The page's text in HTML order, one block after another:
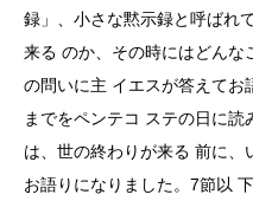
録」、小さな黙示録と呼ばれ
来る のか、その時にはどんな
の問いに主 イエスが答えてお
までをペンテコ ステの日に
は、世の終わりが来る 前に、
お語りになりました。7節以